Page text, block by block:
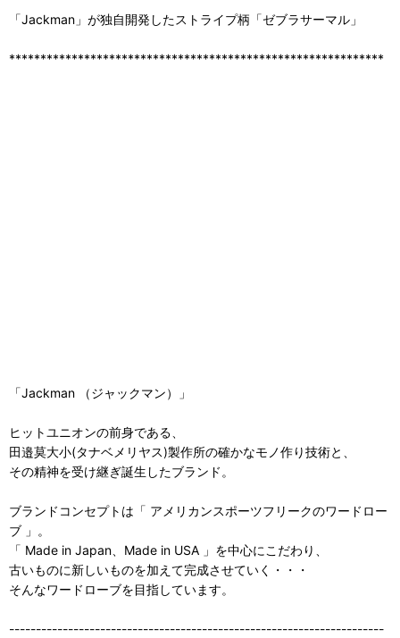
「Jackman」が独自開発したストライプ柄「ゼブラサーマル」
************************************************************
「Jackman （ジャックマン）」
ヒットユニオンの前身である、
田邉莫大小(タナベメリヤス)製作所の確かなモノ作り技術と、
その精神を受け継ぎ誕生したブランド。
ブランドコンセプトは「 アメリカンスポーツフリークのワードロー
ブ 」。
「 Made in Japan、Made in USA 」を中心にこだわり、
古いものに新しいものを加えて完成させていく・・・
そんなワードローブを目指しています。
----------------------------------------------------------------------